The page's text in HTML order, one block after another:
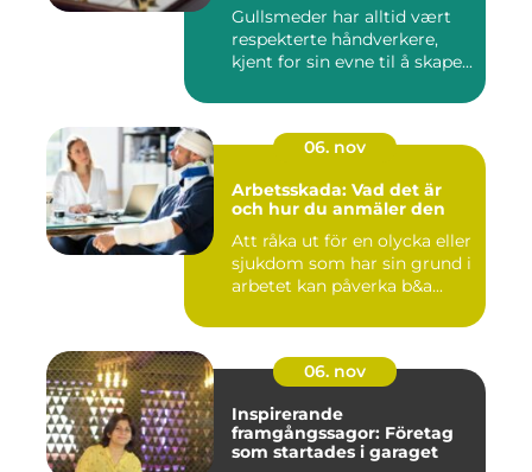
Gullsmeder har alltid vært
respekterte håndverkere,
kjent for sin evne til å skape...
06. nov
Arbetsskada: Vad det är
och hur du anmäler den
Att råka ut för en olycka eller
sjukdom som har sin grund i
arbetet kan påverka b&a...
06. nov
Inspirerande
framgångssagor: Företag
som startades i garaget